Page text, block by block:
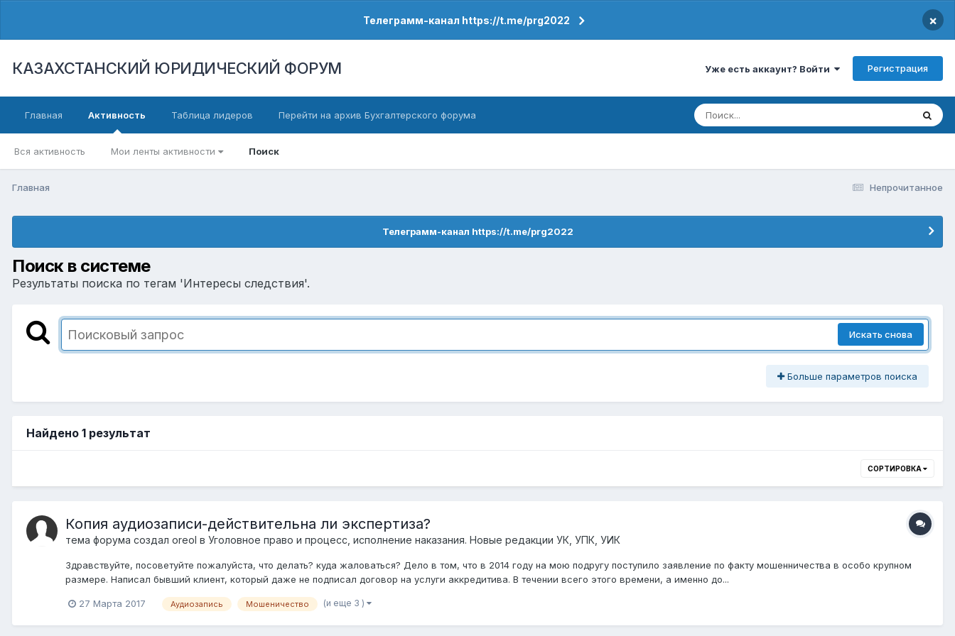
Телеграмм-канал https://t.me/prg2022 ×
КАЗАХСТАНСКИЙ ЮРИДИЧЕСКИЙ ФОРУМ Уже есть аккаунт? Войти Регистрация
Главная Активность
Вся активность Мои ленты активности Поиск
Таблица лидеров Перейти на архив Бухгалтерского форума
Непрочитанное
Главная
Телеграмм-канал https://t.me/prg2022
Поиск в системе
Результаты поиска по тегам 'Интересы следствия'.
Искать снова
Больше параметров поиска
Найдено 1 результат
СОРТИРОВКА
Копия аудиозаписи-действительна ли экспертиза?
тема форума создал oreol в Уголовное право и процесс, исполнение наказания. Новые редакции УК, УПК, УИК
Здравствуйте, посоветуйте пожалуйста, что делать? куда жаловаться? Дело в том, что в 2014 году на мою подругу поступило заявление по факту мошенничества в особо крупном
размере. Написал бывший клиент, который даже не подписал договор на услуги аккредитива. В течении всего этого времени, а именно до...
27 Марта 2017 Аудиозапись Мошеничество (и еще 3 )